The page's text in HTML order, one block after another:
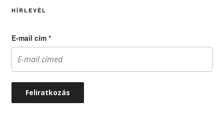
HÍRLEVÉL
E-mail cím *